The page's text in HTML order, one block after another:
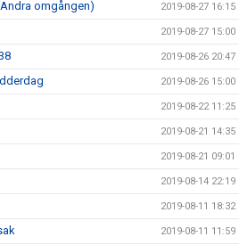
omgången) 2019-08-27 16:15
2019-08-27 15:00
2019-08-26 20:47
2019-08-26 15:00
2019-08-22 11:25
2019-08-21 14:35
2019-08-21 09:01
2019-08-14 22:19
2019-08-11 18:32
2019-08-11 11:59